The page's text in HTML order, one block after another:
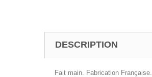
DESCRIPTION
Fait main. Fabrication Française.